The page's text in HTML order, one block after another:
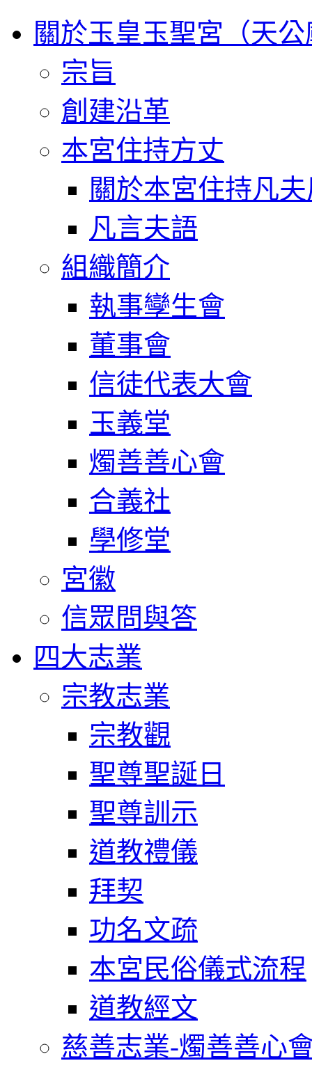
關於玉皇玉聖宮（天
宗旨
創建沿革
本宮住持方丈
關於本宮住持凡
凡言夫語
組織簡介
執事孿生會
董事會
信徒代表大會
玉義堂
燭善善心會
合義社
學修堂
宮徽
信眾問與答
四大志業
宗教志業
宗教觀
聖尊聖誕日
聖尊訓示
道教禮儀
拜契
功名文疏
本宮民俗儀式流程
道教經文
慈善志業-燭善善心